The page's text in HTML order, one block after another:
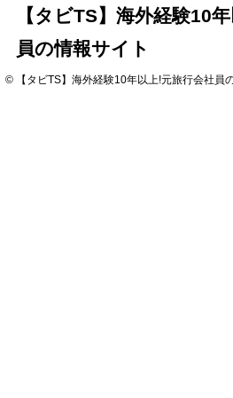
【タビTS】海外経験10
員の情報サイト
© 【タビTS】海外経験10年以上!元旅行会社員